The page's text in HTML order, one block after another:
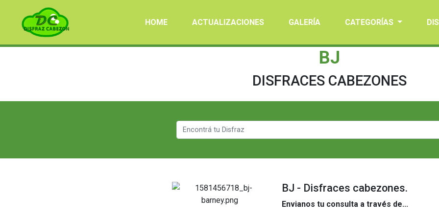
HOME ACTUALIZACIONES GALERÍA CATEGORÍAS
BJ
DISFRACES CABEZONES
BJ - Disfraces cabezones.
Envianos tu consulta a través de...